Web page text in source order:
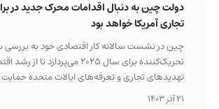
دولت چین به دنبال اقدامات محرک جدید در برابر
تجاری آمریکا خواهد بود
چین در نشست سالانه کار اقتصادی خود به بررسی
تحریک‌کننده برای سال 2025 می‌پردازد تا از رشد
تهدیدهای تجاری و تعرفه‌های ایالات متحده حمایت